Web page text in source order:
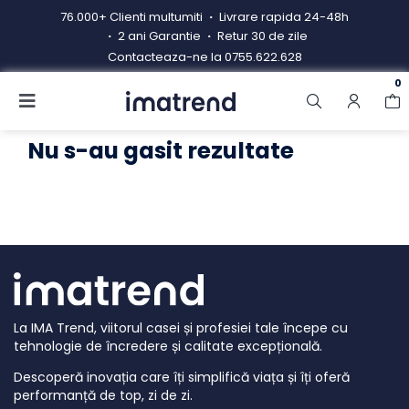
76.000+ Clienti multumiti
Livrare rapida 24-48h
2 ani Garantie
Retur 30 de zile
Contacteaza-ne la 0755.622.628
Toggle
Navigation
Produse
Manual de instructiuni
Blog
0
Nu s-au gasit rezultate
La IMA Trend, viitorul casei și profesiei tale începe cu
tehnologie de încredere și calitate excepțională.
Descoperă inovația care îți simplifică viața și îți oferă
performanță de top, zi de zi.